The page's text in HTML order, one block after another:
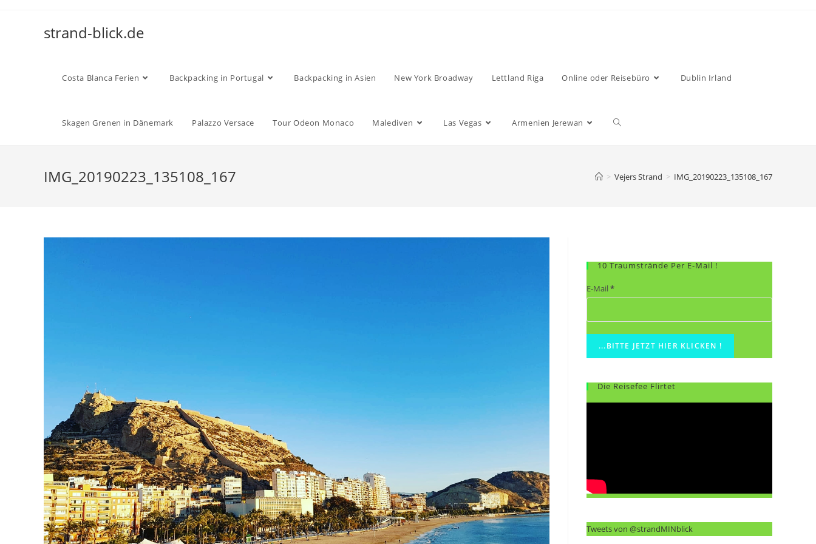
strand-blick.de
Costa Blanca Ferien Backpacking in Portugal Backpacking in Asien New York Broadway Lettland Riga Online oder Reisebüro Dublin Irland
Skagen Grenen in Dänemark Palazzo Versace Tour Odeon Monaco Malediven Las Vegas Armenien Jerewan
IMG_20190223_135108_167 > Vejers Strand > IMG_20190223_135108_167
10 Traumstrände Per E-Mail !
E-Mail*
Die Reisefee Flirtet
Tweets von @strandMINblick